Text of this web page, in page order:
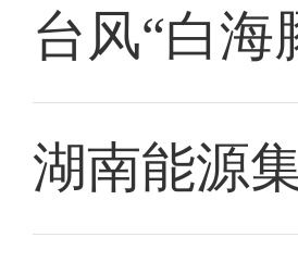
台风“白海
湖南能源